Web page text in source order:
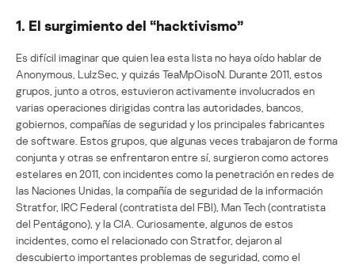
1. El surgimiento del “hacktivismo”
Es difícil imaginar que quien lea esta lista no haya oído hablar de
Anonymous, LulzSec, y quizás TeaMpOisoN. Durante 2011, estos
grupos, junto a otros, estuvieron activamente involucrados en
varias operaciones dirigidas contra las autoridades, bancos,
gobiernos, compañías de seguridad y los principales fabricantes
de software. Estos grupos, que algunas veces trabajaron de forma
conjunta y otras se enfrentaron entre sí, surgieron como actores
estelares en 2011, con incidentes como la penetración en redes de
las Naciones Unidas, la compañía de seguridad de la información
Stratfor, IRC Federal (contratista del FBI), Man Tech (contratista
del Pentágono), y la CIA. Curiosamente, algunos de estos
incidentes, como el relacionado con Stratfor, dejaron al
descubierto importantes problemas de seguridad, como el